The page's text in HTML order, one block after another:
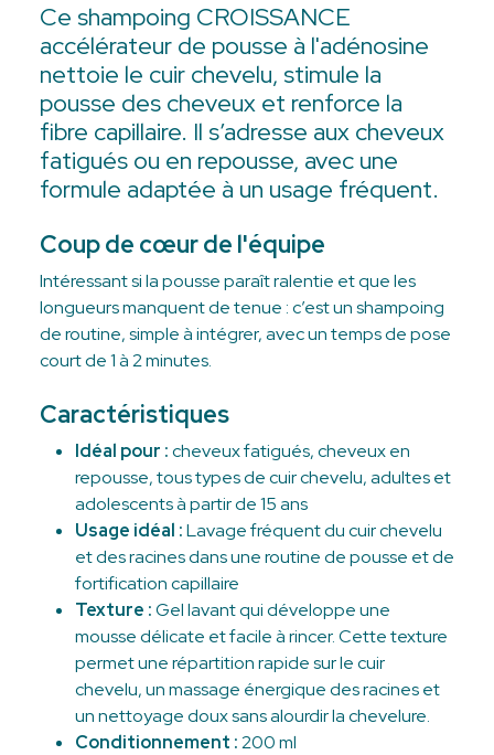
Ce shampoing CROISSANCE
accélérateur de pousse à l'adénosine
nettoie le cuir chevelu, stimule la
pousse des cheveux et renforce la
fibre capillaire. Il s’adresse aux cheveux
fatigués ou en repousse, avec une
formule adaptée à un usage fréquent.
Coup de cœur de l'équipe
Intéressant si la pousse paraît ralentie et que les
longueurs manquent de tenue : c’est un shampoing
de routine, simple à intégrer, avec un temps de pose
court de 1 à 2 minutes.
Caractéristiques
Idéal pour :cheveux fatigués, cheveux en
repousse, tous types de cuir chevelu, adultes et
adolescents à partir de 15 ans
Usage idéal :Lavage fréquent du cuir chevelu
et des racines dans une routine de pousse et de
fortification capillaire
Texture :Gel lavant qui développe une
mousse délicate et facile à rincer. Cette texture
permet une répartition rapide sur le cuir
chevelu, un massage énergique des racines et
un nettoyage doux sans alourdir la chevelure.
Conditionnement :200 ml